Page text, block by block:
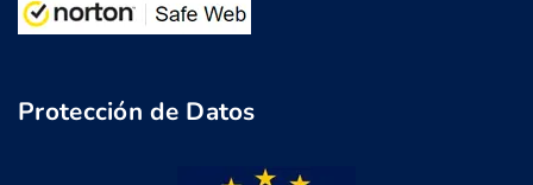
Protección de Datos